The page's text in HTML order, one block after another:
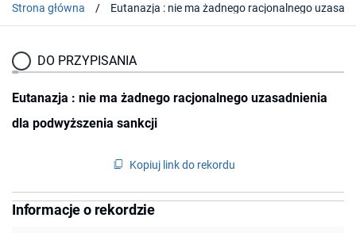
Strona główna
DO PRZYPISANIA
Eutanazja : nie ma żadnego racjonalnego uzasadnienia
dla podwyższenia sankcji
Kopiuj link do rekordu
Informacje o rekordzie